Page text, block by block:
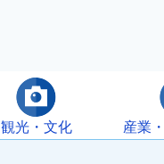
観光・文化 産業